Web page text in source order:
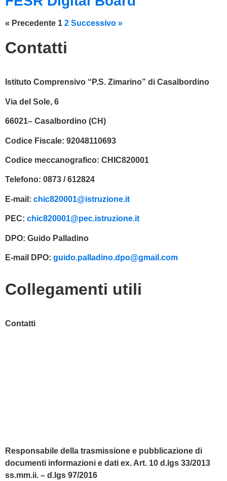
« Precedente 1 2 Successivo »
Contatti
Istituto Comprensivo “P.S. Zimarino” di Casalbordino
Via del Sole, 6
66021– Casalbordino (CH)
Codice Fiscale: 92048110693
Codice meccanografico: CHIC820001
Telefono: 0873 / 612824
E-mail: chic820001@istruzione.it
PEC: chic820001@pec.istruzione.it
DPO: Guido Palladino
E-mail DPO: guido.palladino.dpo@gmail.com
Collegamenti utili
Contatti
Responsabile della trasmissione e pubblicazione di
documenti informazioni e dati ex. Art. 10 d.lgs 33/2013
ss.mm.ii. – d.lgs 97/2016